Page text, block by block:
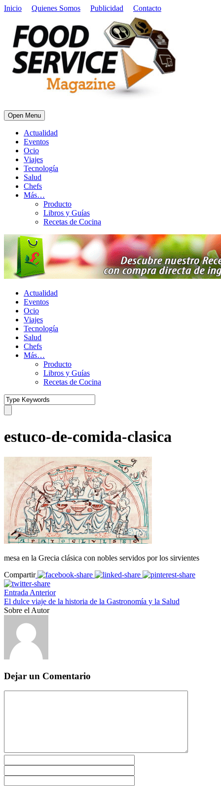
Inicio Quienes Somos Publicidad Contacto
Open Menu
Actualidad
Eventos
Ocio
Viajes
Tecnología
Salud
Chefs
Más…
Producto
Libros y Guías
Recetas de Cocina
Actualidad
Eventos
Ocio
Viajes
Tecnología
Salud
Chefs
Más…
Producto
Libros y Guías
Recetas de Cocina
estuco-de-comida-clasica
mesa en la Grecia clásica con nobles servidos por los sirvientes
Compartir
Entrada Anterior
El dulce viaje de la historia de la Gastronomía y la Salud
Sobre el Autor
Dejar un Comentario